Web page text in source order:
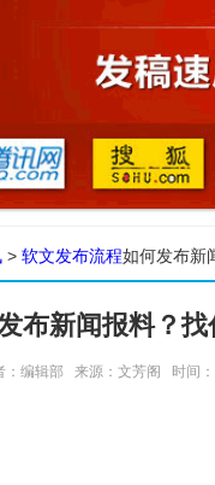
> 软文发布流程如何发布新
布新闻报料？找
：编辑部 来源：文芳阁 时间